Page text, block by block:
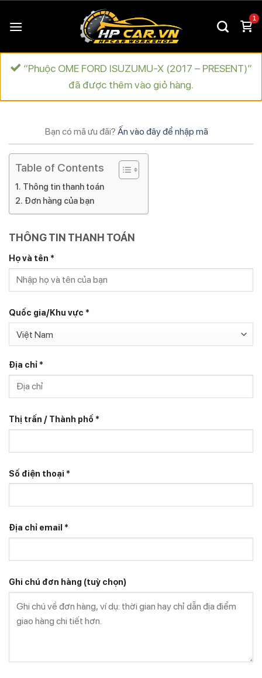
đến
dung
“Phuộc OME FORD ISUZUMU-X (2017 – PRESENT)”
đã được thêm vào giỏ hàng.
Bạn có mã ưu đãi? Ấn vào đây để nhập mã
Table of Contents
Thông tin thanh toán
Đơn hàng của bạn
THÔNG TIN THANH TOÁN
Họ và tên *
Quốc gia/Khu vực *
Việt Nam
Địa chỉ *
Thị trấn / Thành phố *
Số điện thoại *
Địa chỉ email *
Ghi chú đơn hàng (tuỳ chọn)